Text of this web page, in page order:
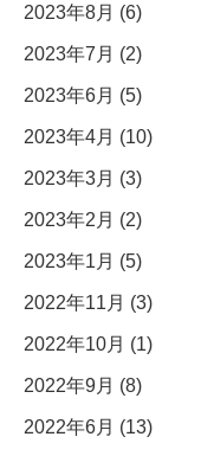
2023年8月 (6)
2023年7月 (2)
2023年6月 (5)
2023年4月 (10)
2023年3月 (3)
2023年2月 (2)
2023年1月 (5)
2022年11月 (3)
2022年10月 (1)
2022年9月 (8)
2022年6月 (13)